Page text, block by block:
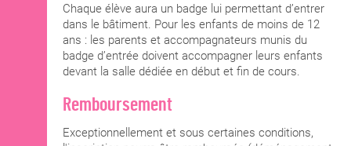
Chaque élève aura un badge lui permettant d’entrer
dans le bâtiment. Pour les enfants de moins de 12
ans : les parents et accompagnateurs munis du
badge d’entrée doivent accompagner leurs enfants
devant la salle dédiée en début et fin de cours.
Remboursement
Exceptionnellement et sous certaines conditions,